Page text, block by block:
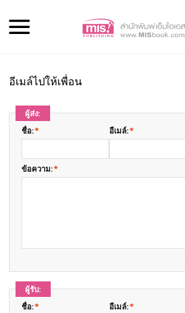
อีเมล์ไปให้เพื่อน
ผู้ส่ง:
*
ชื่อ: *
อีเมล์:
*
ข้อความ:
ผู้รับ:
*
ชื่อ: *
อีเมล์: